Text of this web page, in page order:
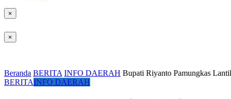
×
×
Beranda BERITA INFO DAERAH Bupati Riyanto Pamungkas
BERITAINFO DAERAH